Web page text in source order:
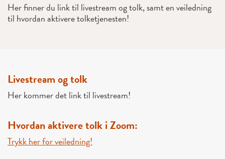
Her finner du link til livestream og tolk, samt en veiledning
til hvordan aktivere tolketjenesten!
Livestream og tolk
Her kommer det link til livestream!
Hvordan aktivere tolk i Zoom:
Trykk her for veiledning!